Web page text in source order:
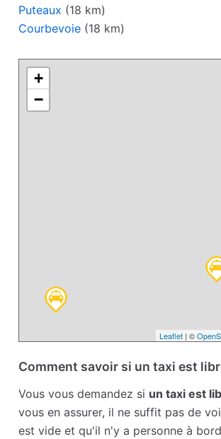
Puteaux (18 km)
Courbevoie (18 km)
+
−
Leaflet| ©
Comment savoir si un taxi est
Vous vous demandez si un taxi est
vous en assurer, il ne suffit pas de
est vide et qu'il n'y a personne à